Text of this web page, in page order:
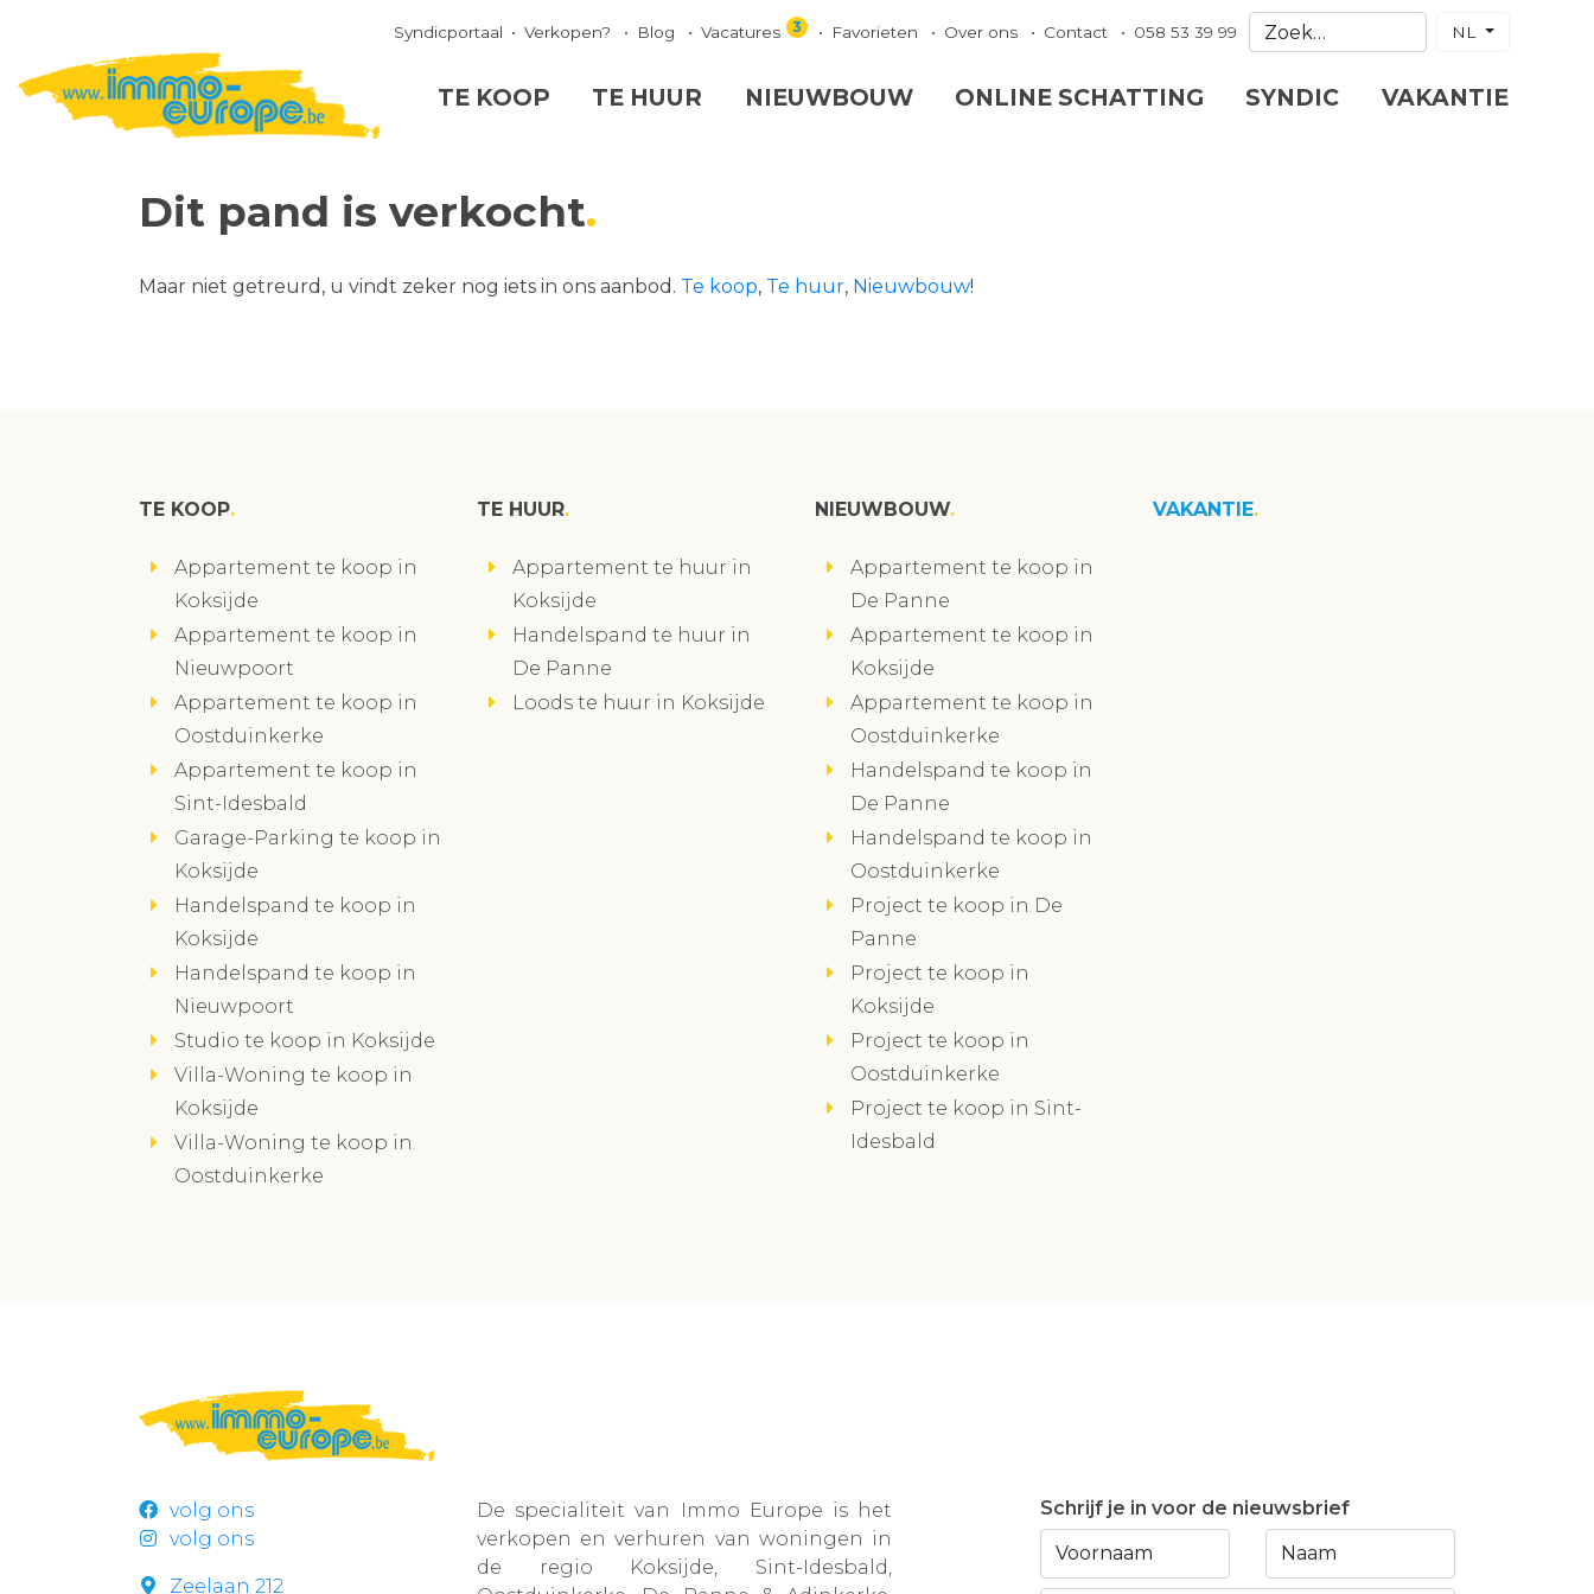
Syndicportaal Verkopen? Blog Vacatures 3 Favorieten Over ons Contact 058 53 39 99 NL
TE KOOP TE HUUR NIEUWBOUW ONLINE SCHATTING SYNDIC VAKANTIE
Dit pand is verkocht
Maar niet getreurd, u vindt zeker nog iets in ons aanbod. Te koop, Te huur, Nieuwbouw!
TE KOOP
Appartement te koop in
Koksijde
Appartement te koop in
Nieuwpoort
Appartement te koop in
Oostduinkerke
Appartement te koop in
Sint-Idesbald
Garage-Parking te koop in
Koksijde
Handelspand te koop in
Koksijde
Handelspand te koop in
Nieuwpoort
Studio te koop in Koksijde
Villa-Woning te koop in
Koksijde
Villa-Woning te koop in
Oostduinkerke
TE HUUR
Appartement te huur in
Koksijde
Handelspand te huur in
De Panne
Loods te huur in Koksijde
NIEUWBOUW
Appartement te koop in
De Panne
Appartement te koop in
Koksijde
Appartement te koop in
Oostduinkerke
Handelspand te koop in
De Panne
Handelspand te koop in
Oostduinkerke
Project te koop in De
Panne
Project te koop in
Koksijde
Project te koop in
Oostduinkerke
Project te koop in Sint-
Idesbald
VAKANTIE
volg ons
volg ons
Zeelaan 212
De specialiteit van Immo Europe is het
verkopen en verhuren van woningen in
de regio Koksijde, Sint-Idesbald,
Schrijf je in voor de nieuwsbrief